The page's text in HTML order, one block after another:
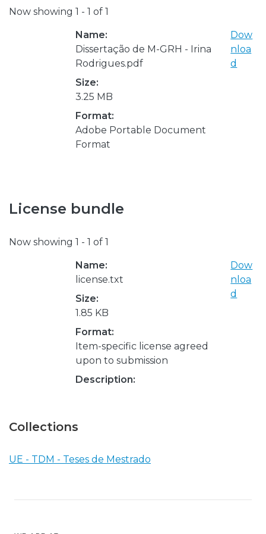
Now showing 1 - 1 of 1
Name:
Dissertação de M-GRH - Irina
Rodrigues.pdf
Size:
3.25 MB
Format:
Adobe Portable Document
Format
Dow
nloa
d
License bundle
Now showing 1 - 1 of 1
Name:
license.txt
Size:
1.85 KB
Format:
Item-specific license agreed
upon to submission
Description:
Dow
nloa
d
Collections
UE - TDM - Teses de Mestrado